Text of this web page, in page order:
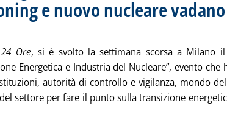
e nuovo nucleare
Ore, si è svolto la settimana scorsa a Milano il
Energetica e Industria del Nucleare”, evento che
autorità di controllo e vigilanza, mondo
settore per fare il punto sulla transizione